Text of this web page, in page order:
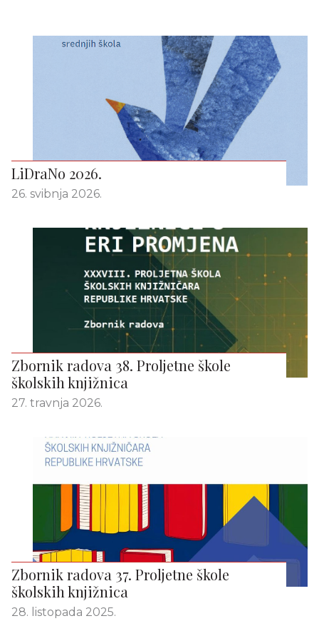
LiDraNo 2026.
26. svibnja 2026.
Zbornik radova 38. Proljetne škole
školskih knjižnica
27. travnja 2026.
Zbornik radova 37. Proljetne škole
školskih knjižnica
28. listopada 2025.